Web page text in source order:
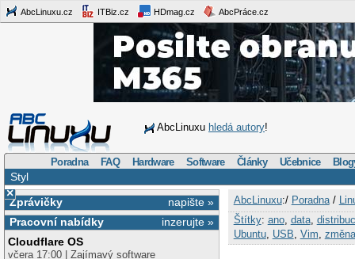
AbcLinuxu.cz ITBiz.cz HDmag.cz AbcPráce.cz
AbcLinuxu hledá autory!
Poradna FAQ Hardware Software Články Učebnice
Styl
×
napište »
Zprávičky
inzerujte »
Pracovní nabídky
Cloudflare OS
včera 17:00 | Zajímavý software
AbcLinuxu:/ Poradna/
Štítky: ano, data,
Ubuntu, USB Vim změna